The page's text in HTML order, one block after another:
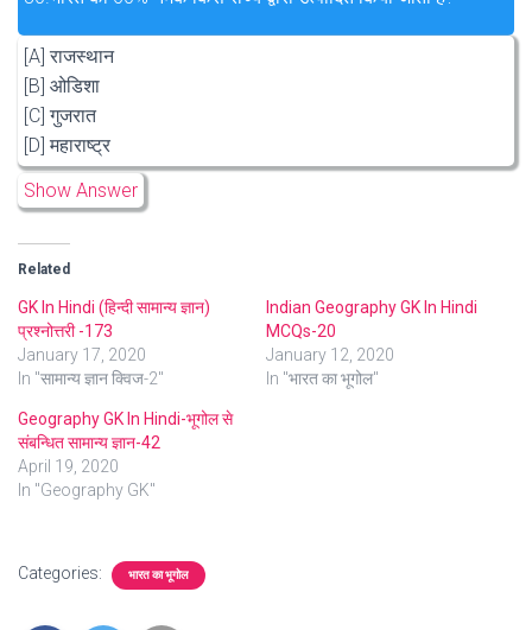
[A] राजस्थान
[B] ओडिशा
[C] गुजरात
[D] महाराष्ट्र
Show Answer
Related
GK In Hindi (हिन्दी सामान्य ज्ञान)
प्रश्नोत्तरी -173
January 17, 2020
In "सामान्य ज्ञान क्विज-2"
Indian Geography GK In Hindi
MCQs-20
January 12, 2020
In "भारत का भूगोल"
Geography GK In Hindi-भूगोल से
संबन्धित सामान्य ज्ञान-42
April 19, 2020
In "Geography GK"
Categories: भारत का भूगोल